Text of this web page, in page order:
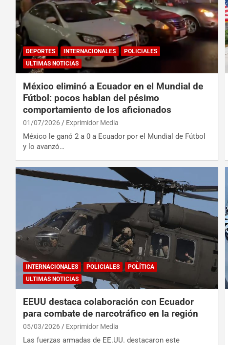
DEPORTES INTERNACIONALES
POLICIALES
ULTIMAS NOTICIAS
México eliminó a Ecuador en el Mundial de
Fútbol: pocos hablan del pésimo
comportamiento de los aficionados
01/07/2026 Exprimidor Media
México le ganó 2 a 0 a Ecuador por el Mundial de Fútbol
y lo avanzó…
INTERNACIONALES POLICIALES
POLÍTICA
ULTIMAS NOTICIAS
EEUU destaca colaboración con Ecuador
para combate de narcotráfico en la región
05/03/2026 Exprimidor Media
Las fuerzas armadas de EE.UU. destacaron este